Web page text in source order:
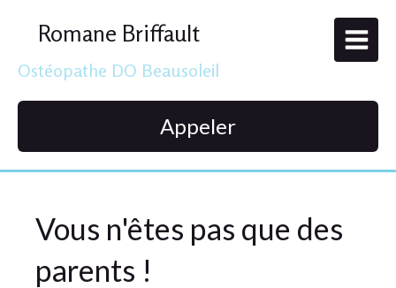
Romane Briffault
Ostéopathe DO Beausoleil
Appeler
Vous n'êtes pas que des
parents !